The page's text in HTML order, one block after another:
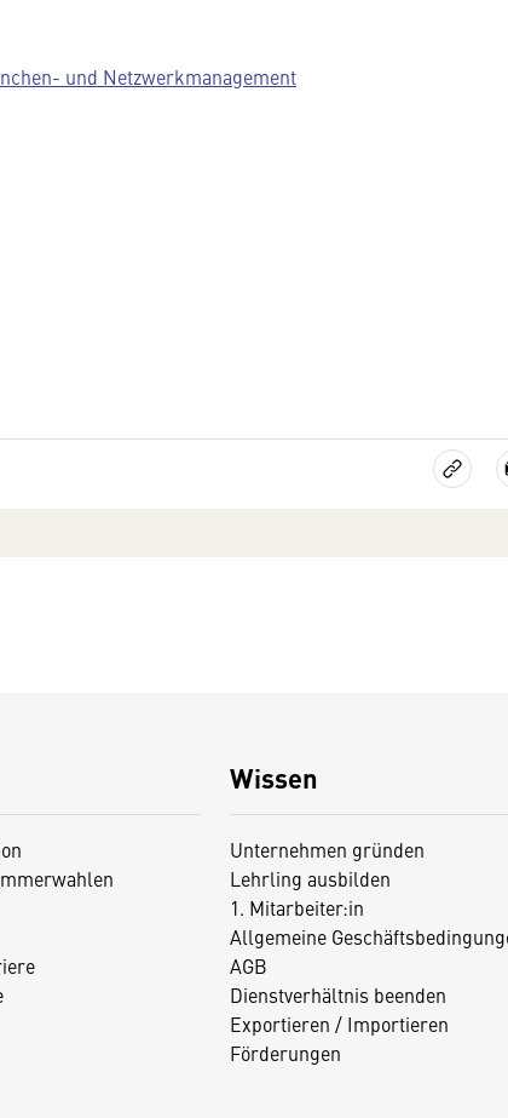
und Netzwerkmanagement
Wissen
Unternehmen gründen
Lehrling ausbilden
1. Mitarbeiter:in
Allgemeine
AGB
Dienstverhältnis beenden
Exportieren / Importieren
Förderungen